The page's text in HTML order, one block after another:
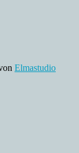
Elmastudio